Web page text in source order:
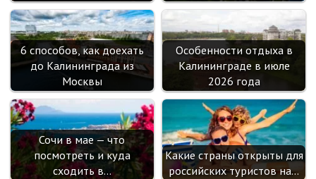
6 способов, как доехать
до Калининграда из
Москвы
Особенности отдыха в
Калининграде в июле
2026 года
Сочи в мае — что
посмотреть и куда
сходить в…
Какие страны открыты для
российских туристов на…